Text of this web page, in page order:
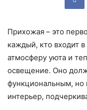
Прихожая – это
каждый, кто входит
атмосферу уюта и
освещение. Оно
функциональным, но
интерьер,